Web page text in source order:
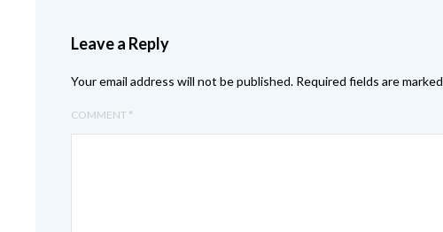
Leave a Reply
Your email address will not be published. Required fields are marked
COMMENT *